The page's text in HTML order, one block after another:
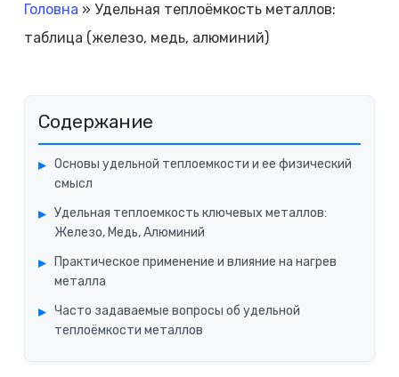
Головна » Удельная теплоёмкость металлов:
таблица (железо, медь, алюминий)
Содержание
Основы удельной теплоемкости и ее физический
смысл
Удельная теплоемкость ключевых металлов:
Железо, Медь, Алюминий
Практическое применение и влияние на нагрев
металла
Часто задаваемые вопросы об удельной
теплоёмкости металлов